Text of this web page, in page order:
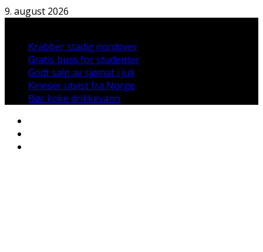
Hopp
9. august 2026
Krabber stadig nordover
Gratis buss for studenter
Godt salg av sjømat i juli
Kineser utvist fra Norge
Bør koke drikkevann